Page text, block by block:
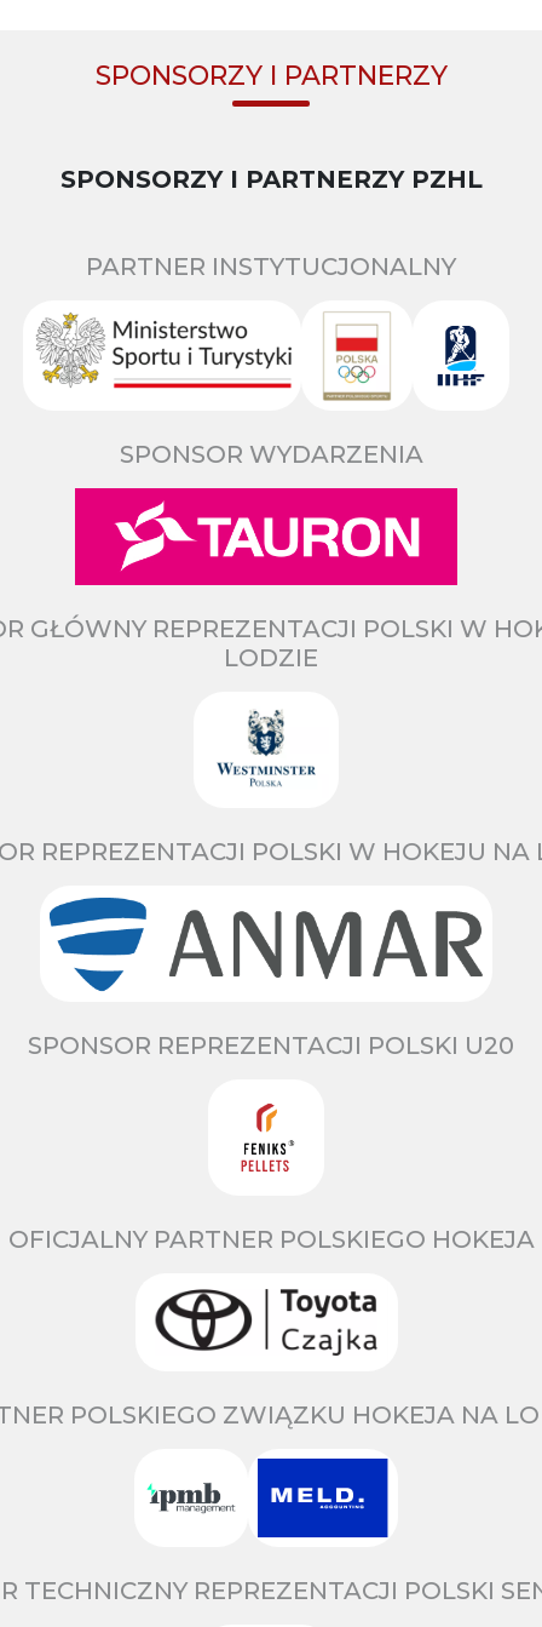
SPONSORZY I PARTNERZY
SPONSORZY I PARTNERZY PZHL
PARTNER INSTYTUCJONALNY
SPONSOR WYDARZENIA
GŁÓWNY REPREZENTACJI POLSKI W
LODZIE
REPREZENTACJI POLSKI W HOKEJU NA
SPONSOR REPREZENTACJI POLSKI U20
OFICJALNY PARTNER POLSKIEGO HOKEJA
POLSKIEGO ZWIĄZKU HOKEJA NA
TECHNICZNY REPREZENTACJI POLSKI